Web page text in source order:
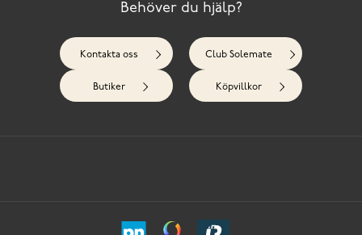
Behöver du hjälp?
Kontakta oss Club Solemate
Butiker Köpvillkor